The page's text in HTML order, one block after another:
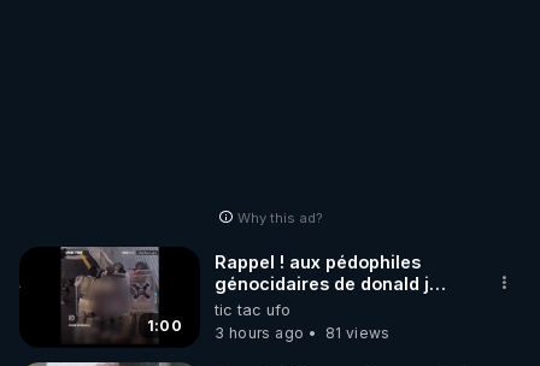
Why this ad?
1:00
Rappel ! aux pédophiles
génocidaires de donald j
trump et ses supporters
trumpistes 424et 666.
tic tac ufo
3 hours ago
81 views